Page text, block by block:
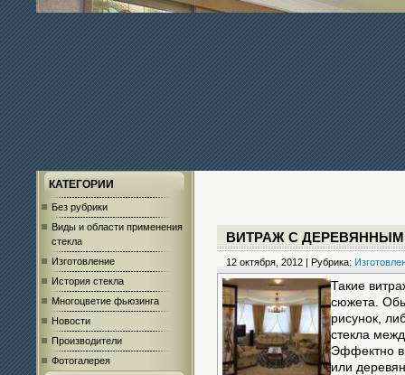
КАТЕГОРИИ
Без рубрики
Виды и области применения
стекла
Изготовление
История стекла
Многоцветие фьюзинга
Новости
Производители
Фотогалерея
ВИТРАЖ С
12 октября, 2012 | Рубрика:
Такие
сюжета.
рисунок,
стекла
Эффектно
или